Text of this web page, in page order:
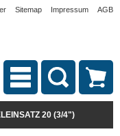
Sitemap Impressum AGB
20 (3/4")